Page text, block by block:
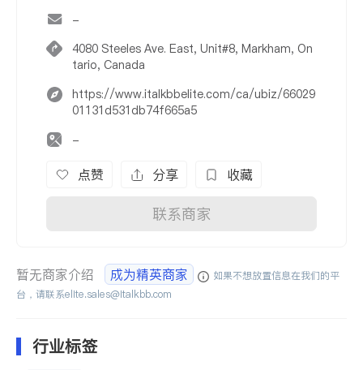
-
4080 Steeles Ave. East, Unit#8, Markham, On
tario, Canada
https://www.italkbbelite.com/ca/ubiz/66029
01131d531db74f665a5
-
点赞 分享 收藏
联系商家
暂无商家介绍 成为精英商家
如果不想放置信息在我们的平
台，请联系elite.sales@italkbb.com
行业标签